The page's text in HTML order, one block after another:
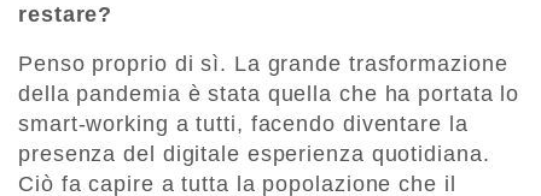
restare?
Penso proprio di sì. La grande trasformazione
della pandemia è stata quella che ha portata lo
smart-working a tutti, facendo diventare la
presenza del digitale esperienza quotidiana.
Ciò fa capire a tutta la popolazione che il